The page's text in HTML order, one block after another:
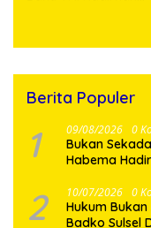
Berita Populer
1 09/08/2026 0
Bukan
Habema
2 10/07/2026 0
Hukum
Badko Sulsel